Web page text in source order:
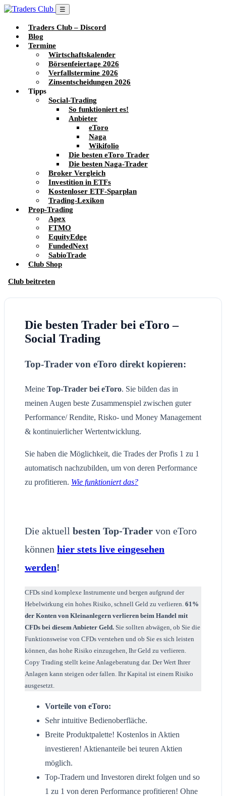
☰
Traders Club – Discord
Blog
Termine
Wirtschaftskalender
Börsenfeiertage 2026
Verfallstermine 2026
Zinsentscheidungen 2026
Tipps
Social-Trading
So funktioniert es!
Anbieter
eToro
Naga
Wikifolio
Die besten eToro Trader
Die besten Naga-Trader
Broker Vergleich
Investition in ETFs
Kostenloser ETF-Sparplan
Trading-Lexikon
Prop-Trading
Apex
FTMO
EquityEdge
FundedNext
SabioTrade
Club Shop
Club beitreten
Die besten Trader bei eToro –
Social Trading
Top-Trader von eToro direkt kopieren:
Meine Top-Trader bei eToro. Sie bilden das in
meinen Augen beste Zusammenspiel zwischen guter
Performance/ Rendite, Risko- und Money Management
& kontinuierlicher Wertentwicklung.
Sie haben die Möglichkeit, die Trades der Profis 1 zu 1
automatisch nachzubilden, um von deren Performance
zu profitieren. Wie funktioniert das?
Die aktuell besten Top-Trader von eToro
können hier stets live eingesehen
werden!
CFDs sind komplexe Instrumente und bergen aufgrund der
Hebelwirkung ein hohes Risiko, schnell Geld zu verlieren. 61%
der Konten von Kleinanlegern verlieren beim Handel mit
CFDs bei diesem Anbieter Geld. Sie sollten abwägen, ob Sie die
Funktionsweise von CFDs verstehen und ob Sie es sich leisten
können, das hohe Risiko einzugehen, Ihr Geld zu verlieren.
Copy Trading stellt keine Anlageberatung dar. Der Wert Ihrer
Anlagen kann steigen oder fallen. Ihr Kapital ist einem Risiko
ausgesetzt.
Vorteile von eToro:
Sehr intuitive Bedienoberfläche.
Breite Produktpalette! Kostenlos in Aktien
investieren! Aktienanteile bei teuren Aktien
möglich.
Top-Tradern und Investoren direkt folgen und so
1 zu 1 von deren Performance profitieren! Ohne